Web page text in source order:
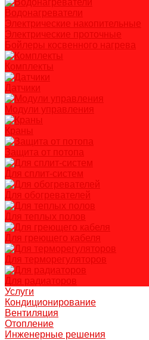
Водонагреватели
Электрические накопительные
Электрические проточные
Бойлеры косвенного нагрева
Комплекты
Датчики
Модули управления
Краны
Защита от потопа
Для сплит-систем
Для обогревателей
Для теплых полов
Для греющего кабеля
Для терморегуляторов
Для радиаторов
Услуги
Кондиционирование
Вентиляция
Отопление
Инженерные решения